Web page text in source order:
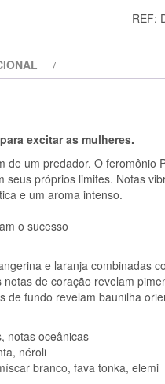
1
ML
REF:
excitar as mulheres.
de um predador. O
seus próprios limites. Notas
e um aroma intenso.
o sucesso
e laranja combinadas
de coração revelam
de fundo revelam baunilha
notas oceânicas
néroli
branco, fava tonka, elemi